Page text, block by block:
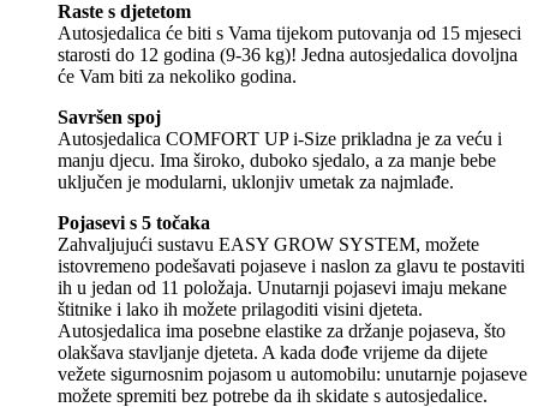
Raste s djetetom
Autosjedalica će biti s Vama tijekom putovanja od 15 mjeseci
starosti do 12 godina (9-36 kg)! Jedna autosjedalica dovoljna
će Vam biti za nekoliko godina.
Savršen spoj
Autosjedalica COMFORT UP i-Size prikladna je za veću i
manju djecu. Ima široko, duboko sjedalo, a za manje bebe
uključen je modularni, uklonjiv umetak za najmlađe.
Pojasevi s 5 točaka
Zahvaljujući sustavu EASY GROW SYSTEM, možete
istovremeno podešavati pojaseve i naslon za glavu te postaviti
ih u jedan od 11 položaja. Unutarnji pojasevi imaju mekane
štitnike i lako ih možete prilagoditi visini djeteta.
Autosjedalica ima posebne elastike za držanje pojaseva, što
olakšava stavljanje djeteta. A kada dođe vrijeme da dijete
vežete sigurnosnim pojasom u automobilu: unutarnje pojaseve
možete spremiti bez potrebe da ih skidate s autosjedalice.